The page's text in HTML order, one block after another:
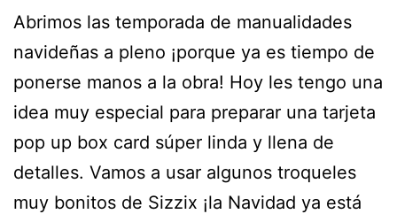
Abrimos las temporada de manualidades
navideñas a pleno ¡porque ya es tiempo de
ponerse manos a la obra! Hoy les tengo una
idea muy especial para preparar una tarjeta
pop up box card súper linda y llena de
detalles. Vamos a usar algunos troqueles
muy bonitos de Sizzix ¡la Navidad ya está